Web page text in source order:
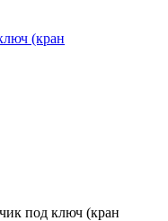
под ключ (кран